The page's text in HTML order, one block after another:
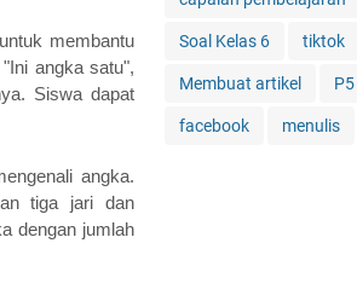
membantu
angka satu",
Siswa dapat
angka.
tiga jari dan
dengan jumlah
Soal Kelas 6 tiktok
Membuat artikel P5
facebook menulis